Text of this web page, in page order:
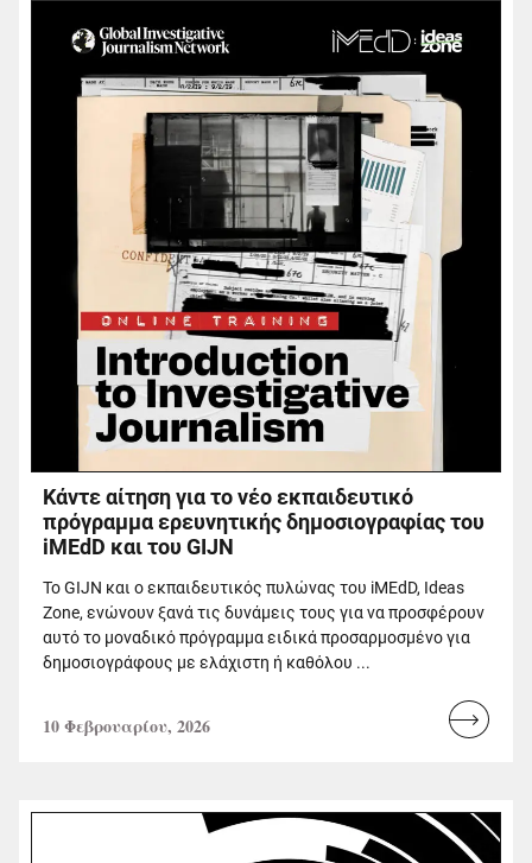
Κάντε αίτηση για το νέο εκπαιδευτικό
πρόγραμμα ερευνητικής δημοσιογραφίας του
iMEdD και του GIJN
Το GIJN και ο εκπαιδευτικός πυλώνας του iMEdD, Ideas
Zone, ενώνουν ξανά τις δυνάμεις τους για να προσφέρουν
αυτό το μοναδικό πρόγραμμα ειδικά προσαρμοσμένο για
δημοσιογράφους με ελάχιστη ή καθόλου ...
10 Φεβρουαρίου, 2026
Read